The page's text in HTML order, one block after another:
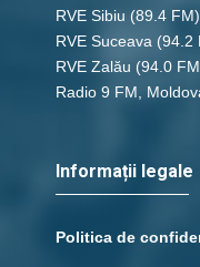
RVE Sibiu (89.4 FM)
RVE Suceava (94.2
RVE Zalău (94.0
Radio 9 FM,
Informații legale
Politica de